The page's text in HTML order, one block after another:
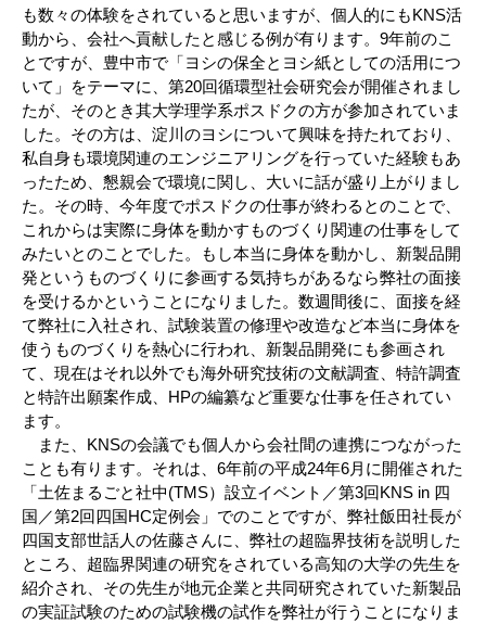
も数々の体験をされていると思いますが、個人的にもKNS活
動から、会社へ貢献したと感じる例が有ります。9年前のこ
とですが、豊中市で「ヨシの保全とヨシ紙としての活用につ
いて」をテーマに、第20回循環型社会研究会が開催されまし
たが、そのとき其大学理学系ポスドクの方が参加されていま
した。その方は、淀川のヨシについて興味を持たれており、
私自身も環境関連のエンジニアリングを行っていた経験もあ
ったため、懇親会で環境に関し、大いに話が盛り上がりまし
た。その時、今年度でポスドクの仕事が終わるとのことで、
これからは実際に身体を動かすものづくり関連の仕事をして
みたいとのことでした。もし本当に身体を動かし、新製品開
発というものづくりに参画する気持ちがあるなら弊社の面接
を受けるかということになりました。数週間後に、面接を経
て弊社に入社され、試験装置の修理や改造など本当に身体を
使うものづくりを熱心に行われ、新製品開発にも参画され
て、現在はそれ以外でも海外研究技術の文献調査、特許調査
と特許出願案作成、HPの編纂など重要な仕事を任されてい
ます。
また、KNSの会議でも個人から会社間の連携につながった
ことも有ります。それは、6年前の平成24年6月に開催された
「土佐まるごと社中(TMS）設立イベント／第3回KNS in 四
国／第2回四国HC定例会」でのことですが、弊社飯田社長が
四国支部世話人の佐藤さんに、弊社の超臨界技術を説明した
ところ、超臨界関連の研究をされている高知の大学の先生を
紹介され、その先生が地元企業と共同研究されていた新製品
の実証試験のための試験機の試作を弊社が行うことになりま